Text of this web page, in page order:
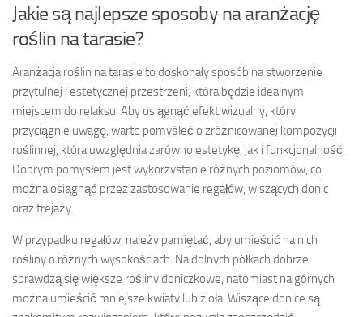
Jakie są najlepsze sposoby na aranżację
roślin na tarasie?
Aranżacja roślin na tarasie to doskonały sposób na stworzenie
przytulnej i estetycznej przestrzeni, która będzie idealnym
miejscem do relaksu. Aby osiągnąć efekt wizualny, który
przyciągnie uwagę, warto pomyśleć o zróżnicowanej kompozycji
roślinnej, która uwzględnia zarówno estetykę, jak i funkcjonalność.
Dobrym pomysłem jest wykorzystanie różnych poziomów, co
można osiągnąć przez zastosowanie regałów, wiszących donic
oraz trejaży.
W przypadku regałów, należy pamiętać, aby umieścić na nich
rośliny o różnych wysokościach. Na dolnych półkach dobrze
sprawdzą się większe rośliny doniczkowe, natomiast na górnych
można umieścić mniejsze kwiaty lub zioła. Wiszące donice są